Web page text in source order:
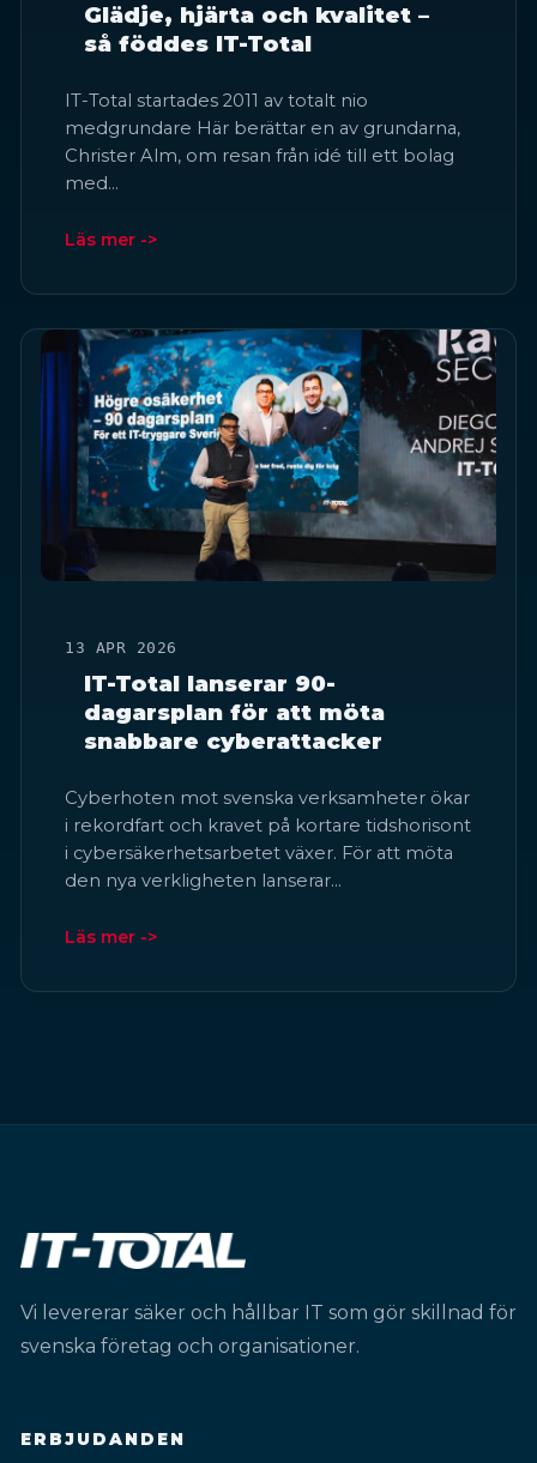
Glädje, hjärta och kvalitet –
så föddes IT-Total
IT-Total startades 2011 av totalt nio
medgrundare Här berättar en av grundarna,
Christer Alm, om resan från idé till ett bolag
med…
Läs mer ->
13 APR 2026
IT-Total lanserar 90-
dagarsplan för att möta
snabbare cyberattacker
Cyberhoten mot svenska verksamheter ökar
i rekordfart och kravet på kortare tidshorisont
i cybersäkerhetsarbetet växer. För att möta
den nya verkligheten lanserar…
Läs mer ->
Vi levererar säker och hållbar IT som gör skillnad för
svenska företag och organisationer.
ERBJUDANDEN